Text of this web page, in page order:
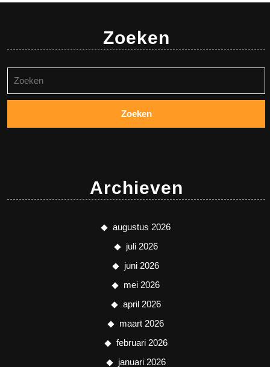
Zoeken
naar:
Archieven
augustus 2026
juli 2026
juni 2026
mei 2026
april 2026
maart 2026
februari 2026
januari 2026